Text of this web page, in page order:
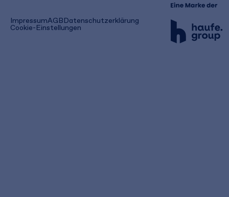
ImpressumAGB(öffnet
in
einem
Datenschutzerklärung
Cookie-Einstellungen